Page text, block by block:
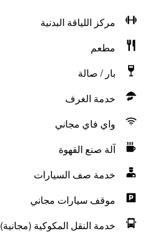
مركز اللياقة البدنية
مطعم
بار / صالة
خدمة الغرف
واي فاي مجاني
آلة صنع القهوة
خدمة صف السيارات
موقف سيارات مجاني
خدمة النقل المكوكية (مجانية)